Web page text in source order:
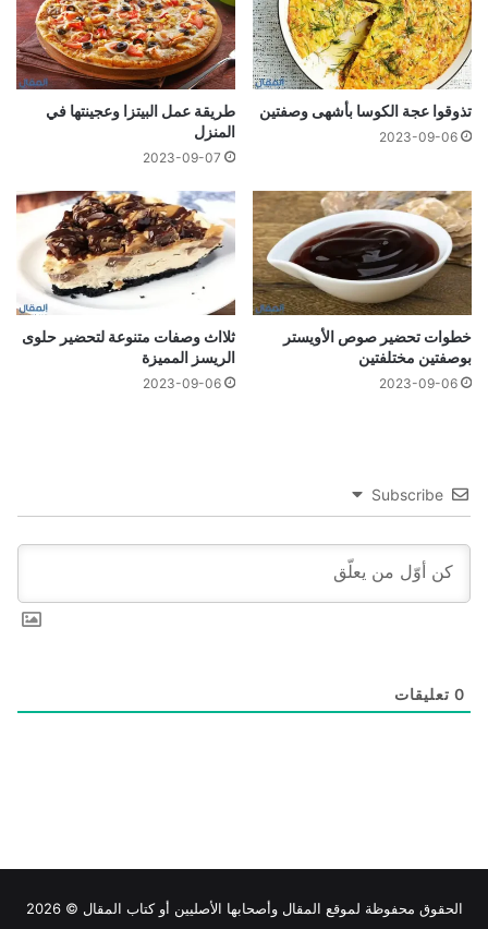
تذوقوا عجة الكوسا بأشهى وصفتين
2023-09-06
طريقة عمل البيتزا وعجينتها في
المنزل
2023-09-07
خطوات تحضير صوص الأویستر
بوصفتين مختلفتين
2023-09-06
ثلااث وصفات متنوعة لتحضير حلوى
الريسز المميزة
2023-09-06
Subscribe
0 تعليقات
الحقوق محفوظة لموقع المقال وأصحابها الأصليين أو كتاب المقال © 2026